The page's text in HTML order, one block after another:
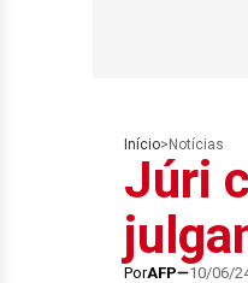
Início> Notícias
Júri
PorAFP 10/06/